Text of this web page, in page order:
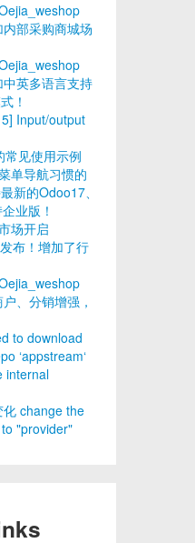
部采购商城场
英多语言支持
！
Input/output
见使用示例
单导航习惯的
新的Odoo17、
业版！
场开启
布！增加了行
、分销增强，
to download
‘appstream‘
internal
change the
"provider"